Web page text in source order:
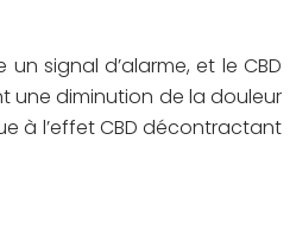
signal d’alarme, et le CBD
une diminution de la douleur
à l’effet CBD décontractant